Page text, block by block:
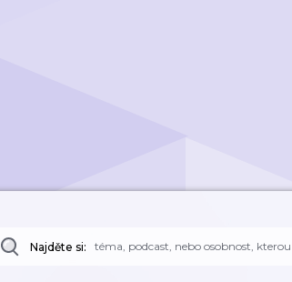
Najděte si: